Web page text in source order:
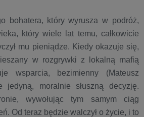
bohatera, który wyrusza w podróż,
który wiele lat temu, całkowicie
mu pieniądze. Kiedy okazuje się,
w rozgrywki z lokalną mafią
wsparcia, bezimienny (Mateusz
jedyną, moralnie słuszną decyzję.
wywołując tym samym ciąg
Od teraz będzie walczył o życie, i to